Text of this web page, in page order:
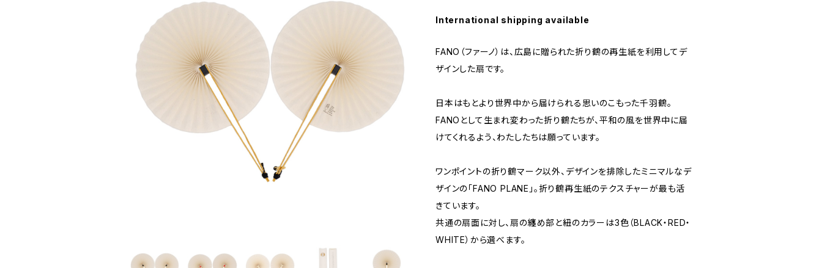
International shipping available
FANO（ファーノ）は、広島に贈られた折り鶴の再生紙を利用してデ
ザインした扇です。
日本はもとより世界中から届けられる思いのこもった千羽鶴。
FANOとして生まれ変わった折り鶴たちが、平和の風を世界中に届
けてくれるよう、わたしたちは願っています。
ワンポイントの折り鶴マーク以外、デザインを排除したミニマルなデ
ザインの「FANO PLANE」。折り鶴再生紙のテクスチャーが最も活
きています。
共通の扇面に対し、扇の纏め部と紐のカラーは3色（BLACK・RED・
WHITE）から選べます。